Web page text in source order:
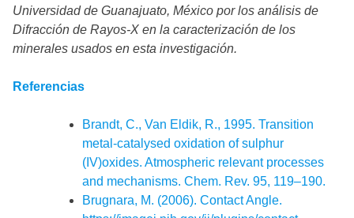
Universidad de Guanajuato, México por los análisis de
Difracción de Rayos-X en la caracterización de los
minerales usados en esta investigación.
Referencias
Brandt, C., Van Eldik, R., 1995. Transition
metal-catalysed oxidation of sulphur
(IV)oxides. Atmospheric relevant processes
and mechanisms. Chem. Rev. 95, 119–190.
Brugnara, M. (2006). Contact Angle.